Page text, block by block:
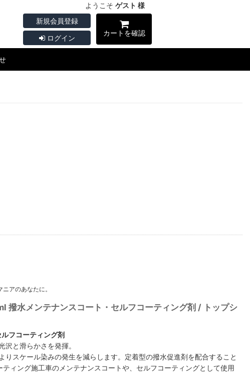
ようこそ ゲスト 様
新規会員登録
ログイン
カートを確認
アのあなたに。
撥水メンテナンスコート・セルフコーティング剤 / トップシ
フコーティング剤
沢と滑らかさを発揮。
りスケール染みの発生を減らします。定着型の撥水促進剤を配合すること
ィング施工車のメンテナンスコートや、セルフコーティングとして使用